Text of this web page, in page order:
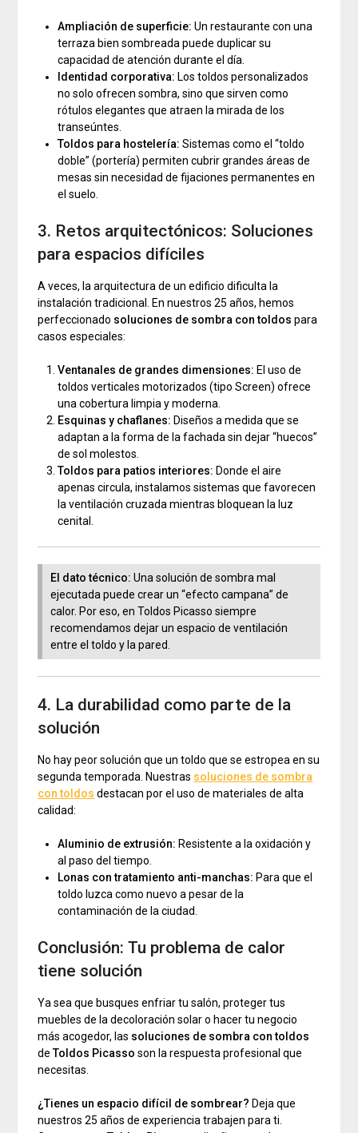
Ampliación de superficie: Un restaurante con una
terraza bien sombreada puede duplicar su
capacidad de atención durante el día.
Identidad corporativa: Los toldos personalizados
no solo ofrecen sombra, sino que sirven como
rótulos elegantes que atraen la mirada de los
transeúntes.
Toldos para hostelería: Sistemas como el “toldo
doble” (portería) permiten cubrir grandes áreas de
mesas sin necesidad de fijaciones permanentes en
el suelo.
3. Retos arquitectónicos: Soluciones
para espacios difíciles
A veces, la arquitectura de un edificio dificulta la
instalación tradicional. En nuestros 25 años, hemos
perfeccionado soluciones de sombra con toldos para
casos especiales:
Ventanales de grandes dimensiones: El uso de
toldos verticales motorizados (tipo Screen) ofrece
una cobertura limpia y moderna.
Esquinas y chaflanes: Diseños a medida que se
adaptan a la forma de la fachada sin dejar “huecos”
de sol molestos.
Toldos para patios interiores: Donde el aire
apenas circula, instalamos sistemas que favorecen
la ventilación cruzada mientras bloquean la luz
cenital.
El dato técnico: Una solución de sombra mal
ejecutada puede crear un “efecto campana” de
calor. Por eso, en Toldos Picasso siempre
recomendamos dejar un espacio de ventilación
entre el toldo y la pared.
4. La durabilidad como parte de la
solución
No hay peor solución que un toldo que se estropea en su
segunda temporada. Nuestras soluciones de sombra
con toldos destacan por el uso de materiales de alta
calidad:
Aluminio de extrusión: Resistente a la oxidación y
al paso del tiempo.
Lonas con tratamiento anti-manchas: Para que el
toldo luzca como nuevo a pesar de la
contaminación de la ciudad.
Conclusión: Tu problema de calor
tiene solución
Ya sea que busques enfriar tu salón, proteger tus
muebles de la decoloración solar o hacer tu negocio
más acogedor, las soluciones de sombra con toldos
deToldos Picasso son la respuesta profesional que
necesitas.
¿Tienes un espacio difícil de sombrear? Deja que
nuestros 25 años de experiencia trabajen para ti.